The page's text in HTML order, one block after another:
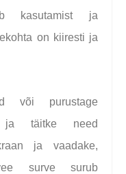
kasutamist ja
on kiiresti ja
või purustage
ja täitke need
ja vaadake,
surve surub